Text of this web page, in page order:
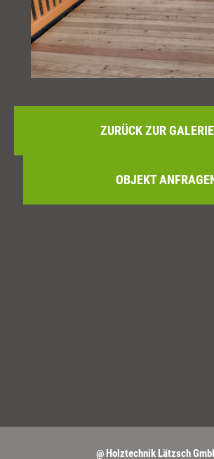
ZURÜCK ZUR GALERIE
OBJEKT
@ Holztechnik Lätzsch